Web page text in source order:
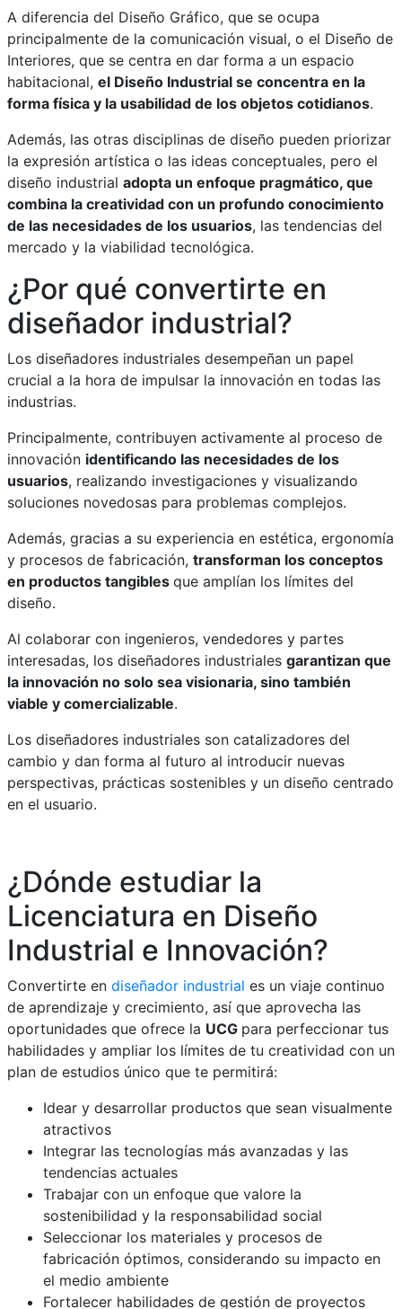
A diferencia del Diseño Gráfico, que se ocupa
principalmente de la comunicación visual, o el Diseño de
Interiores, que se centra en dar forma a un espacio
habitacional, el Diseño Industrial se concentra en la
forma física y la usabilidad de los objetos cotidianos.
Además, las otras disciplinas de diseño pueden priorizar
la expresión artística o las ideas conceptuales, pero el
diseño industrial adopta un enfoque pragmático, que
combina la creatividad con un profundo conocimiento
de las necesidades de los usuarios, las tendencias del
mercado y la viabilidad tecnológica.
¿Por qué convertirte en
diseñador industrial?
Los diseñadores industriales desempeñan un papel
crucial a la hora de impulsar la innovación en todas las
industrias.
Principalmente, contribuyen activamente al proceso de
innovación identificando las necesidades de los
usuarios, realizando investigaciones y visualizando
soluciones novedosas para problemas complejos.
Además, gracias a su experiencia en estética, ergonomía
y procesos de fabricación, transforman los conceptos
en productos tangibles que amplían los límites del
diseño.
Al colaborar con ingenieros, vendedores y partes
interesadas, los diseñadores industriales garantizan que
la innovación no solo sea visionaria, sino también
viable y comercializable.
Los diseñadores industriales son catalizadores del
cambio y dan forma al futuro al introducir nuevas
perspectivas, prácticas sostenibles y un diseño centrado
en el usuario.
¿Dónde estudiar la
Licenciatura en Diseño
Industrial e Innovación?
Convertirte en diseñador industrial es un viaje continuo
de aprendizaje y crecimiento, así que aprovecha las
oportunidades que ofrece la UCG para perfeccionar tus
habilidades y ampliar los límites de tu creatividad con un
plan de estudios único que te permitirá:
Idear y desarrollar productos que sean visualmente
atractivos
Integrar las tecnologías más avanzadas y las
tendencias actuales
Trabajar con un enfoque que valore la
sostenibilidad y la responsabilidad social
Seleccionar los materiales y procesos de
fabricación óptimos, considerando su impacto en
el medio ambiente
Fortalecer habilidades de gestión de proyectos